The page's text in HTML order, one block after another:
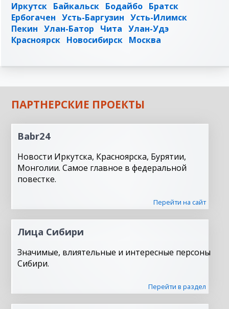
Иркутск Байкальск Бодайбо Братск
Ербогачен Усть-Баргузин Усть-Илимск
Пекин Улан-Батор Чита Улан-Удэ
Красноярск Новосибирск Москва
ПАРТНЕРСКИЕ ПРОЕКТЫ
Babr24
Новости Иркутска, Красноярска, Бурятии,
Монголии. Самое главное в федеральной
повестке.
Перейти на сайт
Лица Сибири
Значимые, влиятельные и интересные персоны
Сибири.
Перейти в раздел